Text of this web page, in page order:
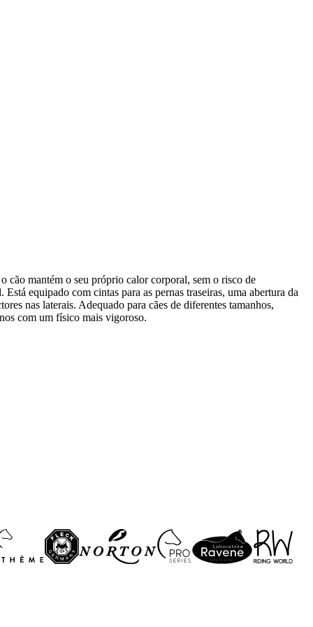
cão mantém o seu próprio calor corporal, sem o risco de
equipado com cintas para as pernas traseiras, uma abertura da
nas laterais. Adequado para cães de diferentes tamanhos,
com um físico mais vigoroso.